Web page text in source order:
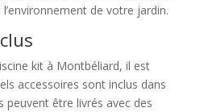
de votre jardin.
kit à Montbéliard, il est
accessoires sont inclus dans
peuvent être livrés avec des